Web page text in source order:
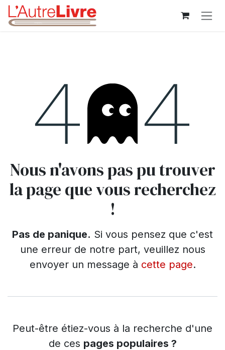
Se rendre au contenu
Erreur 404
Nous n'avons pas pu trouver
la page que vous recherchez
!
Pas de panique. Si vous pensez que c'est
une erreur de notre part, veuillez nous
envoyer un message à cette page.
Peut-être étiez-vous à la recherche d'une
de ces pages populaires ?